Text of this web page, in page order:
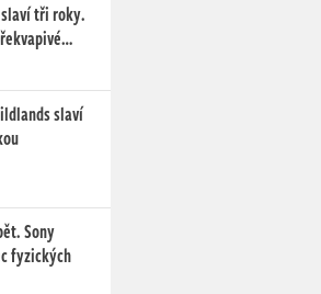
tři roky.
slaví
Sony
fyzických